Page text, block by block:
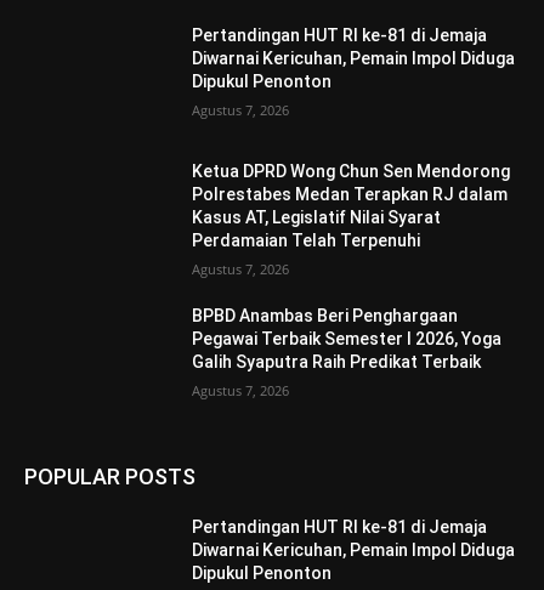
Pertandingan HUT RI ke-81 di Jemaja
Diwarnai Kericuhan, Pemain Impol Diduga
Dipukul Penonton
Agustus 7, 2026
Ketua DPRD Wong Chun Sen Mendorong
Polrestabes Medan Terapkan RJ dalam
Kasus AT, Legislatif Nilai Syarat
Perdamaian Telah Terpenuhi
Agustus 7, 2026
BPBD Anambas Beri Penghargaan
Pegawai Terbaik Semester I 2026, Yoga
Galih Syaputra Raih Predikat Terbaik
Agustus 7, 2026
POPULAR POSTS
Pertandingan HUT RI ke-81 di Jemaja
Diwarnai Kericuhan, Pemain Impol Diduga
Dipukul Penonton